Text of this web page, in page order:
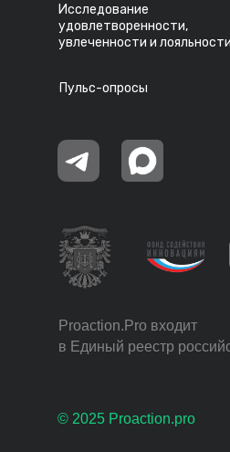
© 2025 Proaction.pro
Исследование
удовлетворенности,
увлеченности и лояльности
Пульс-опросы
Proaction.Pro входит
в Единый реестр